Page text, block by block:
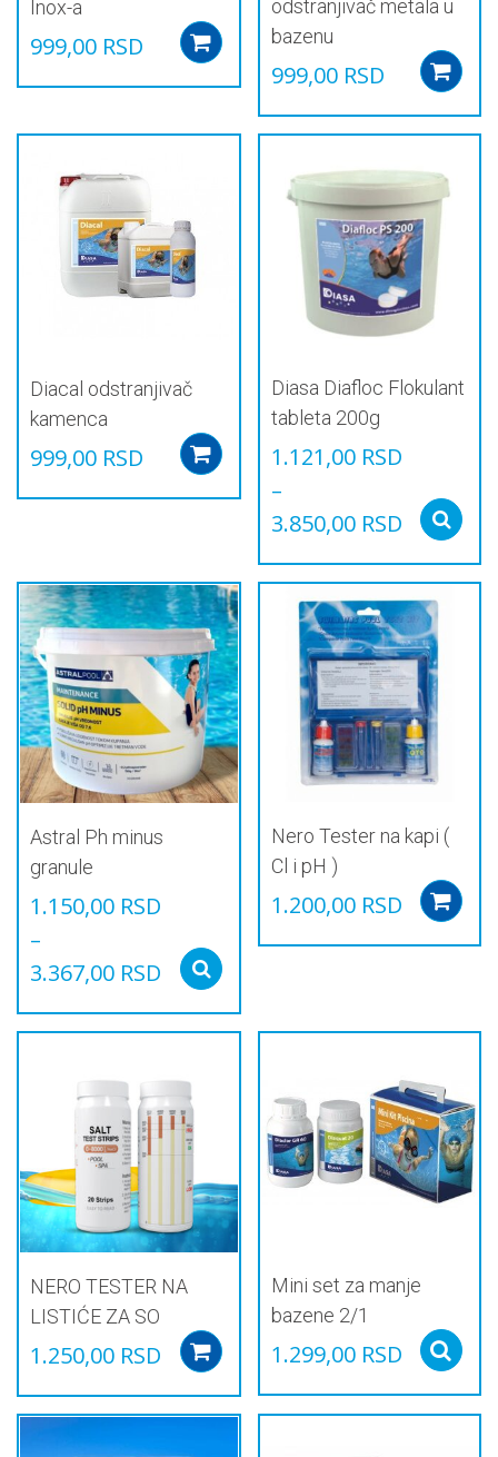
Inox-a
999,00 RSD Add to cart
odstranjivač metala u
bazenu
999,00 RSD
Diacal odstranjivač
kamenca
999,00 RSD Add to cart
Diasa Diafloc Flokulant
tableta 200g
1.121,00 RSD
–
3.850,00 RSD
има
више
варијанти.
Опције
могу
бити
изабране
страници
Astral Ph minus
granule
1.150,00 RSD
–
3.367,00 RSD
варијанти.
бити
изабране
на
страници
производа.
Nero Tester na kapi (
Cl i pH )
1.200,00 RSD
NERO TESTER NA
LISTIĆE ZA SO
1.250,00 RSD Add to cart
Mini set za manje
bazene 2/1
1.299,00 RSD